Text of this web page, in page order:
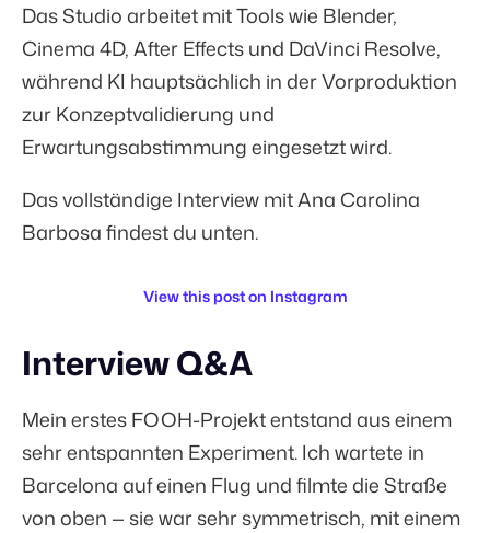
Das Studio arbeitet mit Tools wie Blender,
Cinema 4D, After Effects und DaVinci Resolve,
während KI hauptsächlich in der Vorproduktion
zur Konzeptvalidierung und
Erwartungsabstimmung eingesetzt wird.
Das vollständige Interview mit Ana Carolina
Barbosa findest du unten.
View this post on Instagram
Interview Q&A
Mein erstes FOOH-Projekt entstand aus einem
sehr entspannten Experiment. Ich wartete in
Barcelona auf einen Flug und filmte die Straße
von oben — sie war sehr symmetrisch, mit einem